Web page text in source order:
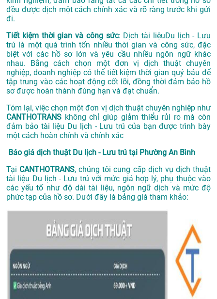
đều được dịch một cách chính xác và rõ ràng trước khi gửi
đi.
Tiết kiệm thời gian và công sức: Dịch tài liệuDu lịch - Lưu
trú là một quá trình tốn nhiều thời gian và công sức, đặc
biệt với các hồ sơ lớn và yêu cầu nhiều ngôn ngữ khác
nhau. Bằng cách chọn một đơn vị dịch thuật chuyên
nghiệp, doanh nghiệp có thể tiết kiệm thời gian quý báu để
tập trung vào các hoạt động cốt lõi, đồng thời đảm bảo hồ
sơ được hoàn thành đúng hạn và đạt chuẩn.
Tóm lại, việc chọn một đơn vị dịch thuật chuyên nghiệp như
CANTHOTRANS không chỉ giúp giảm thiểu rủi ro mà còn
đảm bảo tài liệu Du lịch - Lưu trú của bạn được trình bày
một cách hoàn chỉnh và chính xác
Báo giá dịch thuật Du lịch - Lưu trú tại Phường An Bình
Tại CANTHOTRANS, chúng tôi cung cấp dịch vụ dịch thuật
tài liệu Du lịch - Lưu trú với mức giá hợp lý, phụ thuộc vào
các yếu tố như độ dài tài liệu, ngôn ngữ dịch và mức độ
phức tạp của hồ sơ. Dưới đây là bảng giá tham khảo: